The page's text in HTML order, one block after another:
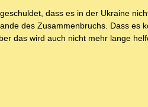
dass es in der Ukraine
des Zusammenbruchs. Dass es
das wird auch nicht mehr lange